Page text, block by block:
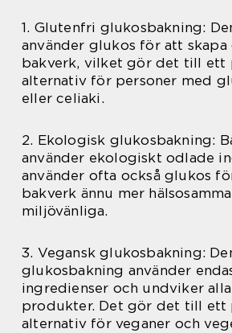
1. Glutenfri glukosbakning:
använder glukos för att
bakverk, vilket gör det till ett
alternativ för personer med
eller celiaki.
2. Ekologisk glukosbakning:
använder ekologiskt odlade
använder ofta också glukos
bakverk ännu mer
miljövänliga.
3. Vegansk glukosbakning:
glukosbakning använder
ingredienser och undviker
produkter. Det gör det till ett
alternativ för veganer och